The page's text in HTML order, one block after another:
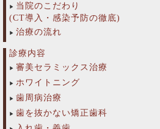
当院のこだわり
(CT導入・感染予防の徹底)
治療の流れ
診療内容
審美セラミックス治療
ホワイトニング
歯周病治療
歯を抜かない矯正歯科